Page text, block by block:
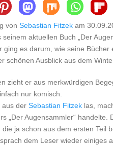
von Sebastian Fitzek am
seinem aktuellen Buch „Der
ging es darum, wie seine
schönen Ausblick aus dem
zieht er aus merkwürdigen
nur komisch.
aus der Sebastian Fitzek las,
„Der Augensammler“
die ja schon aus dem ersten Teil
dem Leser wieder einiges